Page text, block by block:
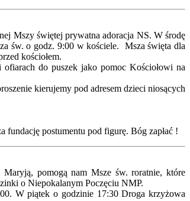
Mszy świętej prywatna adoracja NS. W środę
św. o godz. 9:00 w kościele. Msza święta dla
kościołem.
do puszek jako pomoc Kościołowi na
kierujemy pod adresem dzieci niosących
postumentu pod figurę. Bóg zapłać !
pomogą nam Msze św. roratnie, które
o Niepokalanym Poczęciu NMP.
W piątek o godzinie 17:30 Droga krzyżowa